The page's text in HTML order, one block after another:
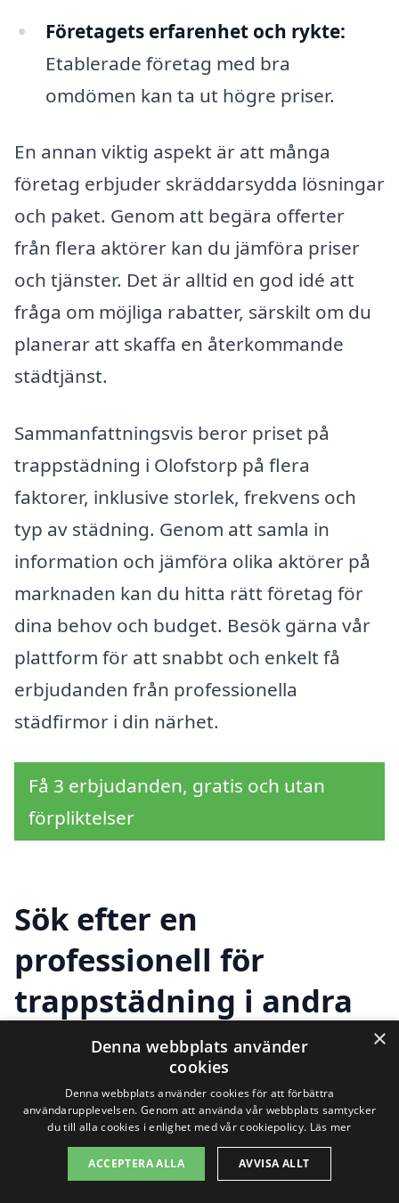
Företagets erfarenhet och rykte:
Etablerade företag med bra
omdömen kan ta ut högre priser.
En annan viktig aspekt är att många
företag erbjuder skräddarsydda lösningar
och paket. Genom att begära offerter
från flera aktörer kan du jämföra priser
och tjänster. Det är alltid en god idé att
fråga om möjliga rabatter, särskilt om du
planerar att skaffa en återkommande
städtjänst.
Sammanfattningsvis beror priset på
trappstädning i Olofstorp på flera
faktorer, inklusive storlek, frekvens och
typ av städning. Genom att samla in
information och jämföra olika aktörer på
marknaden kan du hitta rätt företag för
dina behov och budget. Besök gärna vår
plattform för att snabbt och enkelt få
erbjudanden från professionella
städfirmor i din närhet.
Få 3 erbjudanden, gratis och utan
förpliktelser
Sök efter en
professionell för
trappstädning i andra
städer nära Olofstorp
Att hitta rätt hjälp för trappstädning i
Olofstorp kan vara en utmaning, men det
finns många alternativ i närliggande
×
Denna webbplats använder
cookies
Denna webbplats använder cookies för att förbättra
användarupplevelsen. Genom att använda vår webbplats samtycker
du till alla cookies i enlighet med vår cookiepolicy. Läs mer
ACCEPTERA ALLA AVVISA ALLT